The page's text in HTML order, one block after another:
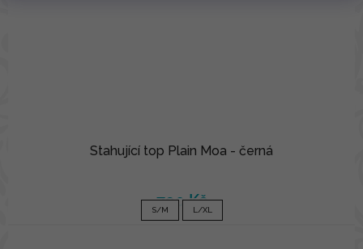
Stahující top Plain Moa - černá
790 Kč
S/M L/XL